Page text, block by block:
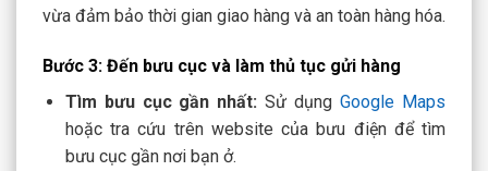
vừa đảm bảo thời gian giao hàng và an toàn hàng hóa.
Bước 3: Đến bưu cục và làm thủ tục gửi hàng
Tìm bưu cục gần nhất: Sử dụngGoogle Maps
hoặc tra cứu trên website của bưu điện để tìm
bưu cục gần nơi bạn ở.